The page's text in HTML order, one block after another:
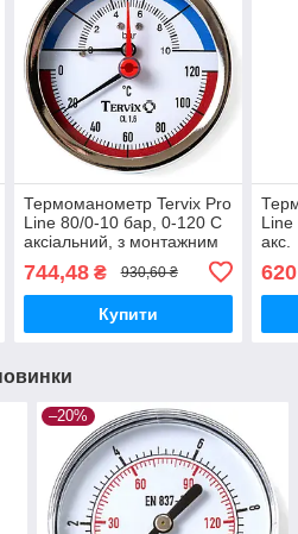
Термоманометр Tervix Pro
Line 80/0-10 бар, 0-120 С
аксіальний, з монтажним
744,48₴ 930,60 ₴
Купити
акс.
–20%